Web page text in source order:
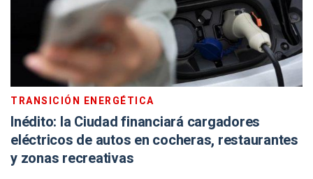
TRANSICIÓN ENERGÉTICA
Inédito: la Ciudad financiará cargadores
eléctricos de autos en cocheras, restaurantes
y zonas recreativas